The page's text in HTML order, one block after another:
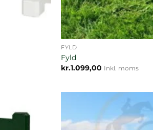
FYLD
Fyld
kr.1.099,00 Inkl. moms